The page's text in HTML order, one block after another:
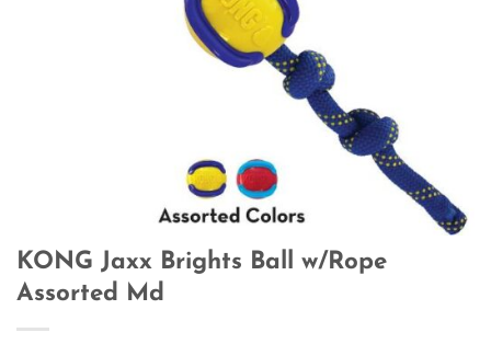
KONG Jaxx Brights Ball w/Rope
Assorted Md